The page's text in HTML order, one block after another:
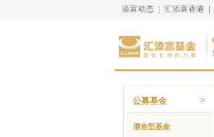
添富动态 | 汇添富香港 |
公募基金
混合型基金